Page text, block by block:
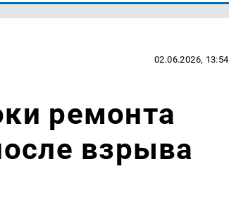
02.06.2026, 13:54
ремонта
взрыва